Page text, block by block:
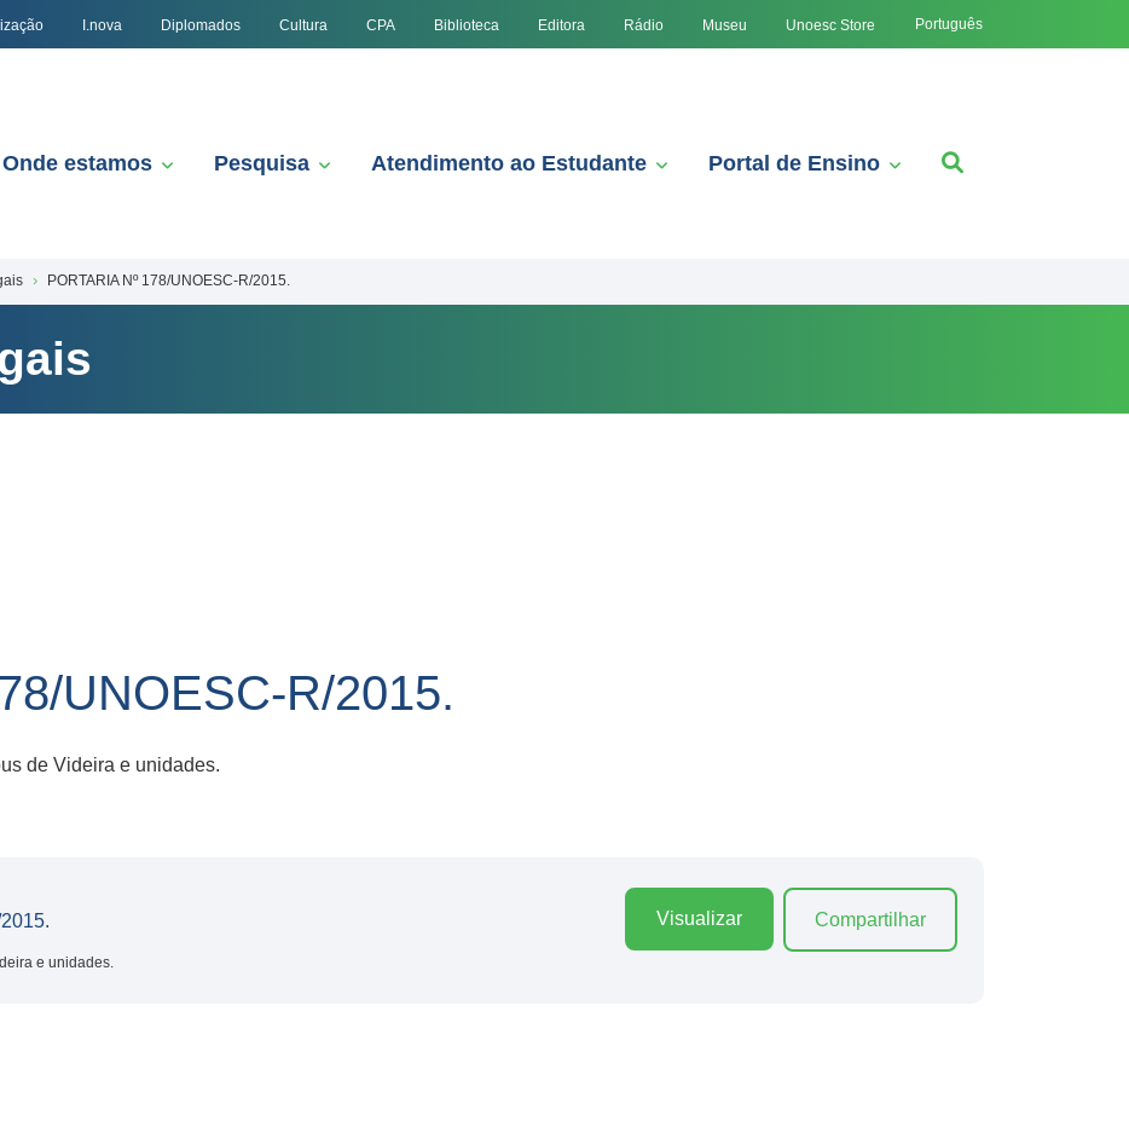
I.nova Diplomados Cultura CPA Biblioteca Editora Rádio Museu Unoesc Store Português
Onde estamos Pesquisa Atendimento ao Estudante Portal de Ensino
PORTARIA Nº 178/UNOESC-R/2015.
UNOESC-R/2015.
de Videira e unidades.
e unidades.
Visualizar Compartilhar